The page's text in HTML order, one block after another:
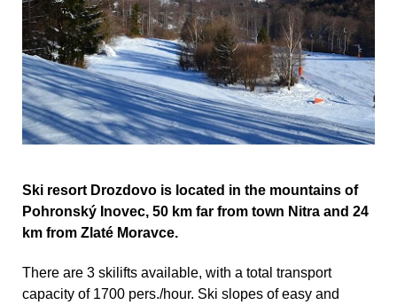
Ski resort Drozdovo is located in the mountains of
Pohronský Inovec, 50 km far from town Nitra and 24
km from Zlaté Moravce.
There are 3 skilifts available, with a total transport
capacity of 1700 pers./hour. Ski slopes of easy and